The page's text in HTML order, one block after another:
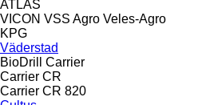
ATLAS
VICON VSS Agro Veles-Agro
KPG
Väderstad
BioDrill
Carrier
Carrier CR
Carrier CR 820